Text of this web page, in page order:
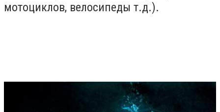
мотоциклов, велосипеды т.д.).